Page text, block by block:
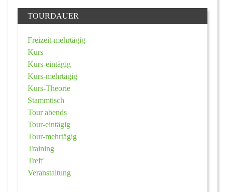
TOURDAUER
Freizeit-mehrtägig
Kurs
Kurs-eintägig
Kurs-mehrtägig
Kurs-Theorie
Stammtisch
Tour abends
Tour-eintägig
Tour-mehrtägig
Training
Treff
Veranstaltung